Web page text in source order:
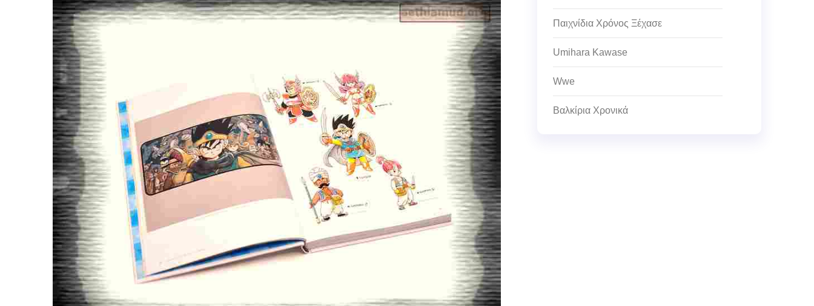
Παιχνίδια Χρόνος Ξέχασε
Umihara Kawase
Wwe
Βαλκίρια Χρονικά